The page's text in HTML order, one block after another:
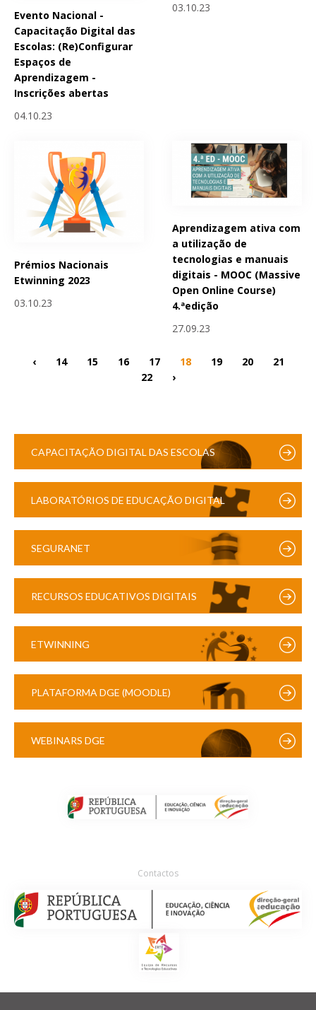
Evento Nacional -
Capacitação Digital das
Escolas: (Re)Configurar
Espaços de
Aprendizagem -
Inscrições abertas
04.10.23
03.10.23
Prémios Nacionais
Etwinning 2023
03.10.23
Aprendizagem ativa com
a utilização de
tecnologias e manuais
digitais - MOOC (Massive
Open Online Course)
4.ªedição
27.09.23
‹ 14 15 16 17 18 19 20
21
22
›
CAPACITAÇÃO DIGITAL DAS ESCOLAS
LABORATÓRIOS DE EDUCAÇÃO DIGITAL
SEGURANET
RECURSOS EDUCATIVOS DIGITAIS
ETWINNING
PLATAFORMA DGE (MOODLE)
WEBINARS DGE
Contactos